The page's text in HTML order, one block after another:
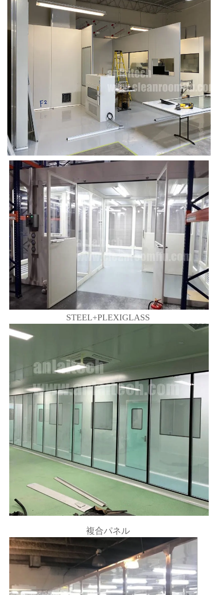
STEEL+PLEXIGLASS
複合パネル